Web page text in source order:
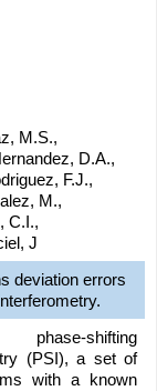
M.S.,
D.A.,
F.J.,
M.,
C.I.,
J
deviation errors
shifting
(PSI), a set of
with a known